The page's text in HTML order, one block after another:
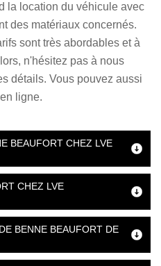
la location du véhicule avec
des matériaux concernés.
sont très abordables et à
n'hésitez pas à nous
détails. Vous pouvez aussi
ligne.
BEAUFORT CHEZ LVE
CHEZ LVE
BENNE BEAUFORT DE